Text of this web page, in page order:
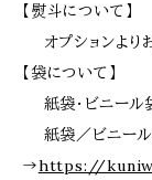
【熨斗について】
オプションより
【袋について】
紙袋・ビニール
紙袋／ビニール
→https://